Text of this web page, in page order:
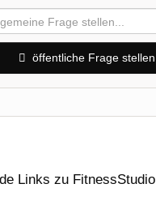
öffentliche Frage stellen
Links zu FitnessStudio